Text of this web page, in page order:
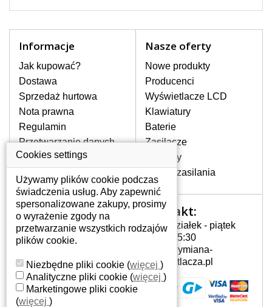
W magazynie, natychmiast do wysyłki
197 złz VAT
DO KOSZYKA Dowiedz się więcej
BATERIA DO LAPTOPA DELL INSPIRON 1564 5200MAH LI-I...
Informacje
Jak kupować?
Dostawa
Sprzedaż hurtowa
Nota prawna
Regulamin
Przetwarzanie danych
osobowych
Gdzie nas znajdziesz
Nasze oferty
Nowe produkty
Producenci
Wyświetlacze LCD
Klawiatury
Baterie
Zasilacze
Zawiasy
Złącza zasilania
Twoje konto
Twoje konto
Dane osobowe
Adresy
Historia zamówień
Kontakt:
Poniedziałek - piątek
7:00 - 15:30
info@wymiana-
wyswietlacza.pl
Cookies settings
Używamy plików cookie podczas
świadczenia usług. Aby zapewnić
spersonalizowane zakupy, prosimy
o wyrażenie zgody na
przetwarzanie wszystkich rodzajów
plików cookie.
Niezbędne pliki cookie (więcej )
Analityczne pliki cookie (więcej )
Marketingowe pliki cookie
(więcej )